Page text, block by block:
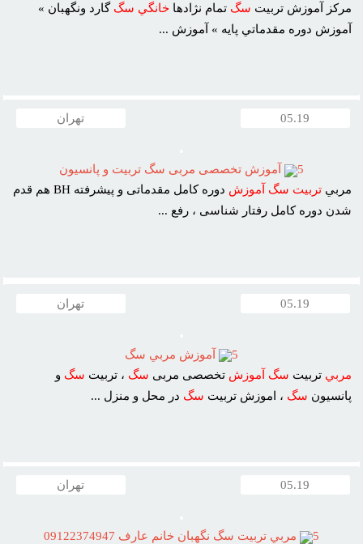
مرکز آموزش تربيت سگ تمام نژادهاخانگي سگ گارد ونگهبان »
آموزش دوره مقدماتي پايه » آموزش ...
05.19 تهران
5
آموزش تخصصى مربى سگ تربيت و پانسيون
مربيتربيت سگ آموزش
دوره کامل مقدماتى و پيشرفته BH هم قدم
شدن دوره کامل رفتار شناسى ، رفع ...
05.19 تهران
5
آموزش مربي سگ
مربي تربيت سگ آموزش تخصصى مربى سگ ، تربيت سگ و
پانسيون سگ ، اموزش تربيت سگ در محل و منزل ...
05.19 تهران
5
مربي تربيت سگ نگهبان خانم عارف 09122374947